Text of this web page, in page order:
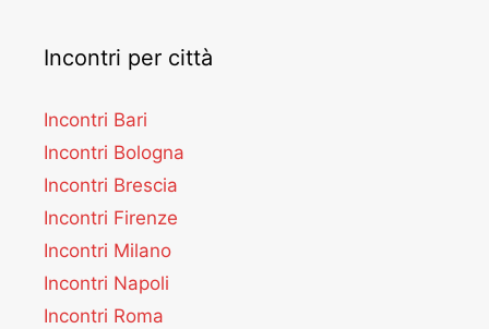
Incontri per città
Incontri Bari
Incontri Bologna
Incontri Brescia
Incontri Firenze
Incontri Milano
Incontri Napoli
Incontri Roma